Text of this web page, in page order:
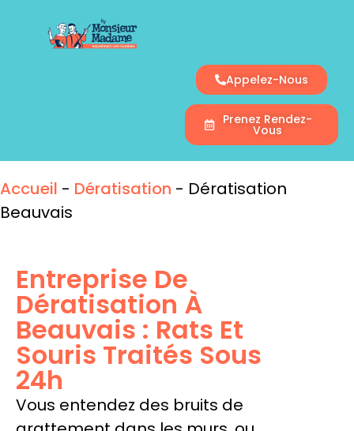
Appelez-Nous
Prenez Rendez-
Vous
Accueil - Dératisation - Dératisation
Beauvais
Entreprise De
Dératisation À
Beauvais : Rats Et
Souris Traités Sous
24h
Vous entendez des bruits de